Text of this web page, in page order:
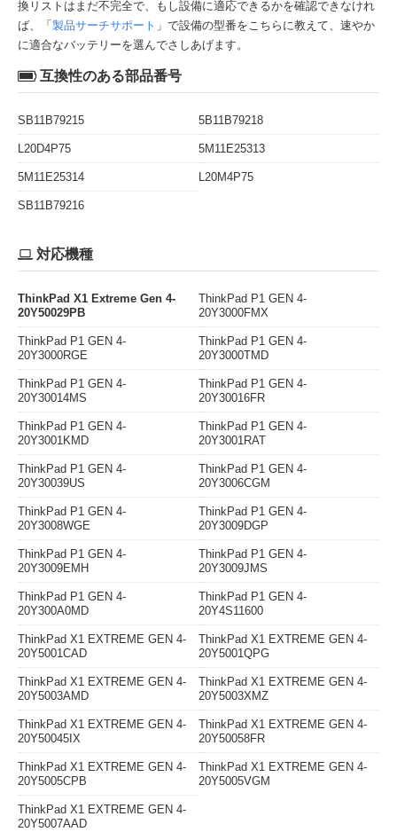
換リストはまだ不完全で、もし設備に適応できるかを確認できなけれ
ば、「 製品サーチサポート 」で設備の型番をこちらに教えて、速やか
に適合なバッテリーを選んでさしあげます。
互換性のある部品番号
SB11B79215 5B11B79218
L20D4P75 5M11E25313
5M11E25314 L20M4P75
SB11B79216
対応機種
ThinkPad X1 Extreme Gen 4-
20Y50029PB
ThinkPad P1 GEN 4-
20Y3000FMX
ThinkPad P1 GEN 4-
20Y3000RGE
ThinkPad P1 GEN 4-
20Y3000TMD
ThinkPad P1 GEN 4-
20Y30014MS
ThinkPad P1 GEN 4-
20Y30016FR
ThinkPad P1 GEN 4-
20Y3001KMD
ThinkPad P1 GEN 4-
20Y3001RAT
ThinkPad P1 GEN 4-
20Y30039US
ThinkPad P1 GEN 4-
20Y3006CGM
ThinkPad P1 GEN 4-
20Y3008WGE
ThinkPad P1 GEN 4-
20Y3009DGP
ThinkPad P1 GEN 4-
20Y3009EMH
ThinkPad P1 GEN 4-
20Y3009JMS
ThinkPad P1 GEN 4-
20Y300A0MD
ThinkPad P1 GEN 4-
20Y4S11600
ThinkPad X1 EXTREME GEN 4-
20Y5001CAD
ThinkPad X1 EXTREME GEN 4-
20Y5001QPG
ThinkPad X1 EXTREME GEN 4-
20Y5003AMD
ThinkPad X1 EXTREME GEN 4-
20Y5003XMZ
ThinkPad X1 EXTREME GEN 4-
20Y50045IX
ThinkPad X1 EXTREME GEN 4-
20Y50058FR
ThinkPad X1 EXTREME GEN 4-
20Y5005CPB
ThinkPad X1 EXTREME GEN 4-
20Y5005VGM
ThinkPad X1 EXTREME GEN 4-
20Y5007AAD